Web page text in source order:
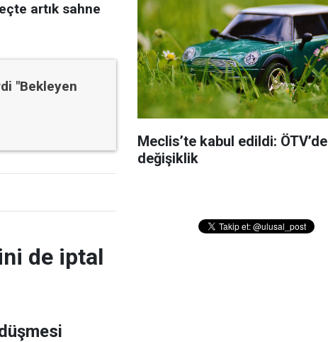
artık sahne
"Bekleyen
de iptal
Meclis’te kabul edildi: ÖTV’de
değişiklik